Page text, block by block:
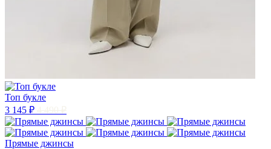
Топ букле
3 145 ₽
Прямые джинсы